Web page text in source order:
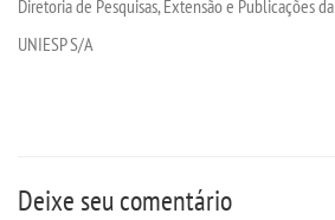
BIBLIOTECA
LOGIN
Diretoria de Pesquisas, Extensão e Publicações da
UNIESP S/A
Deixe seu comentário